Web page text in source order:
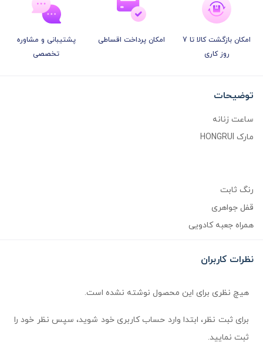
امکان بازگشت کالا تا 7
روز کاری
امکان پرداخت اقساطی
پشتیبانی و مشاوره
تخصصی
توضیحات
ساعت زنانه
مارک HONGRUI
رنگ ثابت
قفل جواهری
همراه جعبه کادویی
نظرات کاربران
هیچ نظری برای این محصول نوشته نشده است.
برای ثبت نظر، ابتدا وارد حساب کاربری خود شوید، سپس نظر خود را
ثبت نمایید.